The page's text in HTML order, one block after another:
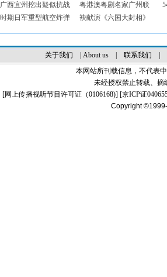
广西宜州挖出疑似抗战
时期日军重型航空炸弹
粤港澳粤剧名家广州联
袂献演《六国大封相》
关于我们 About us| 联系我们
本网站所刊载信息，不代表
未经授权禁止转载、摘
[网上传播视听节目许可证（0106168)] [京ICP证
Copyright